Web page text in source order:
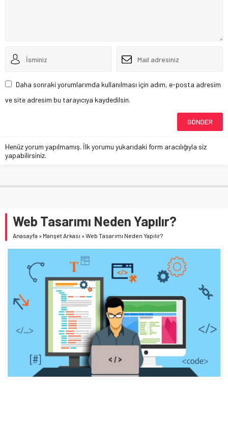
Daha sonraki yorumlarımda kullanılması için adım, e-posta adresim
ve site adresim bu tarayıcıya kaydedilsin.
Henüz yorum yapılmamış. İlk yorumu yukarıdaki form aracılığıyla siz
yapabilirsiniz.
Web Tasarımı Neden Yapılır?
Anasayfa » Manşet Arkası »Web Tasarımı Neden Yapılır?